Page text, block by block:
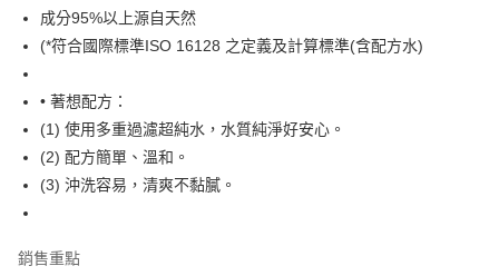
悠遊付
運送方式
7-11取貨付款［需3-5個工作天不含預購商品］
每筆NT$70，滿NT$499(含以上)免運費
每筆NT$70，滿NT$499(含以上)免運費
成分95%以上源自天然
(*符合國際標準ISO 16128 之定義及計算標準(含配方水)
• 著想配方：
(1) 使用多重過濾超純水，水質純淨好安心。
(2) 配方簡單、溫和。
(3) 沖洗容易，清爽不黏膩。
銷售重點